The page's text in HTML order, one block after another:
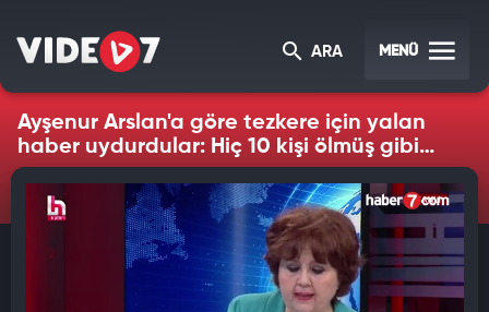
ARA MENÜ
Ayşenur Arslan'a göre tezkere için yalan
haber uydurdular: Hiç 10 kişi ölmüş gibi
durmuyor